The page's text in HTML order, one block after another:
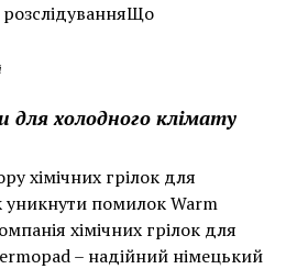
для холодного клімату
хімічних грілок для
уникнути помилок Warm
хімічних грілок для
– надійний німецький